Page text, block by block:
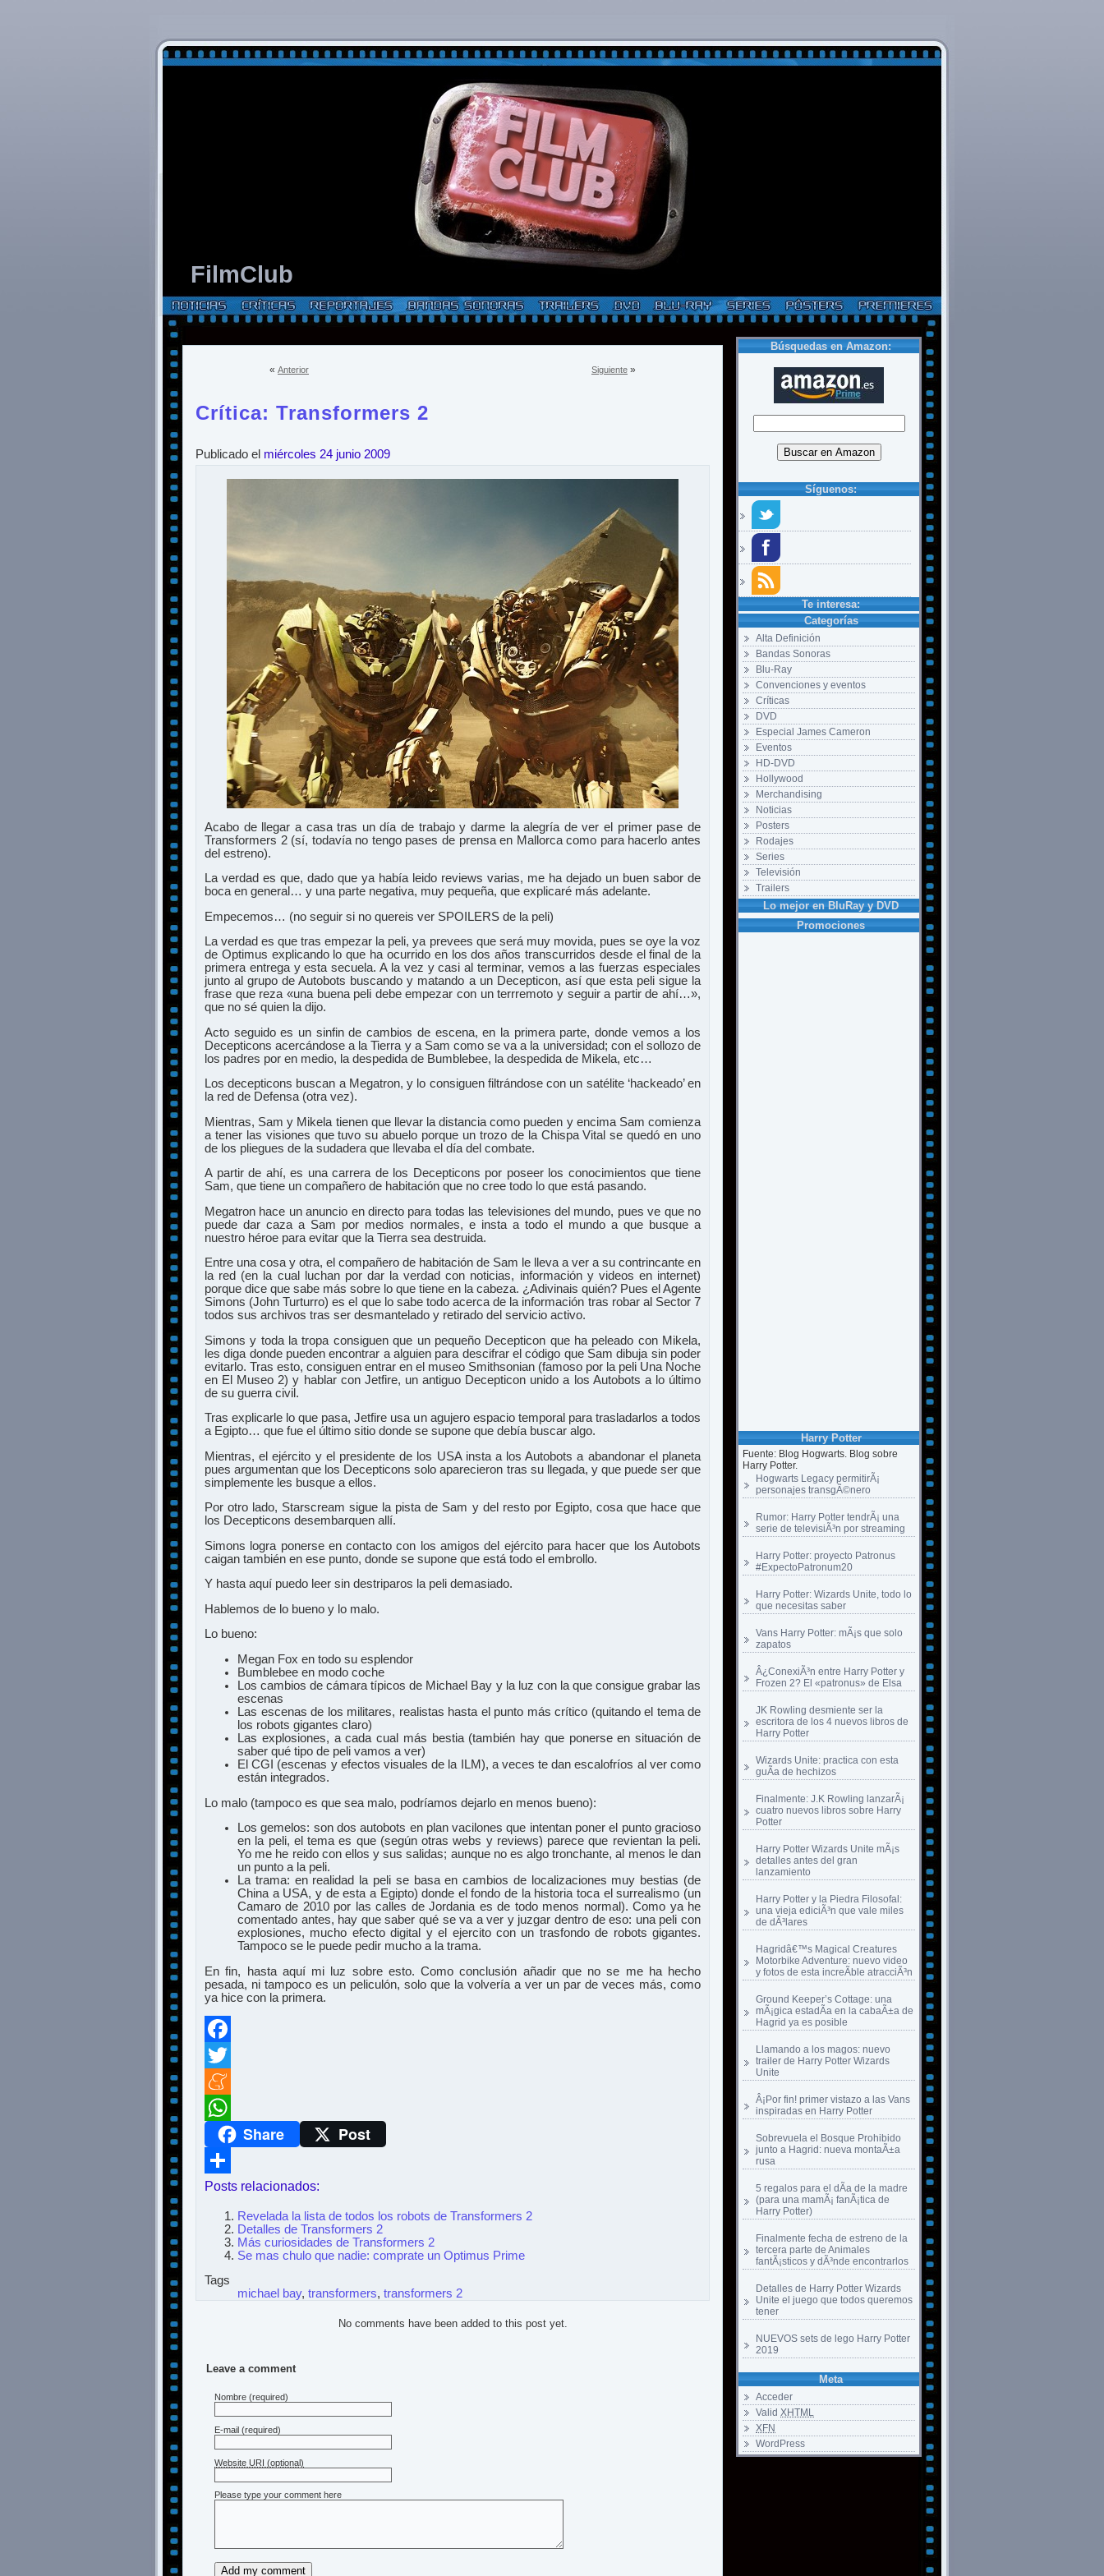
FilmClub
Búsquedas en Amazon:
Síguenos:
Te interesa:
Categorías
Alta Definición
Bandas Sonoras
Blu-Ray
Convenciones y eventos
Críticas
DVD
Especial James Cameron
Eventos
HD-DVD
Hollywood
Merchandising
Noticias
Posters
Rodajes
Series
Televisión
Trailers
Lo mejor en BluRay y DVD
Promociones
Harry Potter
Fuente: Blog Hogwarts. Blog sobre
Harry Potter.
Hogwarts Legacy permitirÃ¡
personajes transgÃ©nero
Rumor: Harry Potter tendrÃ¡ una
serie de televisiÃ³n por streaming
Harry Potter: proyecto Patronus
#ExpectoPatronum20
Harry Potter: Wizards Unite, todo lo
que necesitas saber
Vans Harry Potter: mÃ¡s que solo
zapatos
Â¿ConexiÃ³n entre Harry Potter y
Frozen 2? El «patronus» de Elsa
JK Rowling desmiente ser la
escritora de los 4 nuevos libros de
Harry Potter
Wizards Unite: practica con esta
guÃ­a de hechizos
Finalmente: J.K Rowling lanzarÃ¡
cuatro nuevos libros sobre Harry
Potter
Harry Potter Wizards Unite mÃ¡s
detalles antes del gran
lanzamiento
Harry Potter y la Piedra Filosofal:
una vieja ediciÃ³n que vale miles
de dÃ³lares
Hagridâ€™s Magical Creatures
Motorbike Adventure: nuevo video
y fotos de esta increÃ­ble atracciÃ³n
Ground Keeper’s Cottage: una
mÃ¡gica estadÃ­a en la cabaÃ±a de
Hagrid ya es posible
Llamando a los magos: nuevo
trailer de Harry Potter Wizards
Unite
Â¡Por fin! primer vistazo a las Vans
inspiradas en Harry Potter
Sobrevuela el Bosque Prohibido
junto a Hagrid: nueva montaÃ±a
rusa
5 regalos para el dÃ­a de la madre
(para una mamÃ¡ fanÃ¡tica de
Harry Potter)
Finalmente fecha de estreno de la
tercera parte de Animales
fantÃ¡sticos y dÃ³nde encontrarlos
Detalles de Harry Potter Wizards
Unite el juego que todos queremos
tener
NUEVOS sets de lego Harry Potter
2019
Meta
Acceder
Valid XHTML
XFN
WordPress
Siguiente »
« Anterior
Crítica: Transformers 2
Publicado el miércoles 24 junio 2009
Acabo de llegar a casa tras un día de trabajo y darme la alegría de ver el primer pase de
Transformers 2 (sí, todavía no tengo pases de prensa en Mallorca como para hacerlo antes
del estreno).
La verdad es que, dado que ya había leido reviews varias, me ha dejado un buen sabor de
boca en general… y una parte negativa, muy pequeña, que explicaré más adelante.
Empecemos… (no seguir si no quereis ver SPOILERS de la peli)
La verdad es que tras empezar la peli, ya prevees que será muy movida, pues se oye la voz
de Optimus explicando lo que ha ocurrido en los dos años transcurridos desde el final de la
primera entrega y esta secuela. A la vez y casi al terminar, vemos a las fuerzas especiales
junto al grupo de Autobots buscando y matando a un Decepticon, así que esta peli sigue la
frase que reza «una buena peli debe empezar con un terrremoto y seguir a partir de ahí…»,
que no sé quien la dijo.
Acto seguido es un sinfin de cambios de escena, en la primera parte, donde vemos a los
Decepticons acercándose a la Tierra y a Sam como se va a la universidad; con el sollozo de
los padres por en medio, la despedida de Bumblebee, la despedida de Mikela, etc…
Los decepticons buscan a Megatron, y lo consiguen filtrándose con un satélite ‘hackeado’ en
la red de Defensa (otra vez).
Mientras, Sam y Mikela tienen que llevar la distancia como pueden y encima Sam comienza
a tener las visiones que tuvo su abuelo porque un trozo de la Chispa Vital se quedó en uno
de los pliegues de la sudadera que llevaba el día del combate.
A partir de ahí, es una carrera de los Decepticons por poseer los conocimientos que tiene
Sam, que tiene un compañero de habitación que no cree todo lo que está pasando.
Megatron hace un anuncio en directo para todas las televisiones del mundo, pues ve que no
puede dar caza a Sam por medios normales, e insta a todo el mundo a que busque a
nuestro héroe para evitar que la Tierra sea destruida.
Entre una cosa y otra, el compañero de habitación de Sam le lleva a ver a su contrincante en
la red (en la cual luchan por dar la verdad con noticias, información y videos en internet)
porque dice que sabe más sobre lo que tiene en la cabeza. ¿Adivinais quién? Pues el Agente
Simons (John Turturro) es el que lo sabe todo acerca de la información tras robar al Sector 7
todos sus archivos tras ser desmantelado y retirado del servicio activo.
Simons y toda la tropa consiguen que un pequeño Decepticon que ha peleado con Mikela,
les diga donde pueden encontrar a alguien para descifrar el código que Sam dibuja sin poder
evitarlo. Tras esto, consiguen entrar en el museo Smithsonian (famoso por la peli Una Noche
en El Museo 2) y hablar con Jetfire, un antiguo Decepticon unido a los Autobots a lo último
de su guerra civil.
Tras explicarle lo que pasa, Jetfire usa un agujero espacio temporal para trasladarlos a todos
a Egipto… que fue el último sitio donde se supone que debía buscar algo.
Mientras, el ejército y el presidente de los USA insta a los Autobots a abandonar el planeta
pues argumentan que los Decepticons solo aparecieron tras su llegada, y que puede ser que
simplemente les busque a ellos.
Por otro lado, Starscream sigue la pista de Sam y del resto por Egipto, cosa que hace que
los Decepticons desembarquen allí.
Simons logra ponerse en contacto con los amigos del ejército para hacer que los Autobots
caigan también en ese punto, donde se supone que está todo el embrollo.
Y hasta aquí puedo leer sin destriparos la peli demasiado.
Hablemos de lo bueno y lo malo.
Lo bueno:
Megan Fox en todo su esplendor
Bumblebee en modo coche
Los cambios de cámara típicos de Michael Bay y la luz con la que consigue grabar las
escenas
Las escenas de los militares, realistas hasta el punto más crítico (quitando el tema de
los robots gigantes claro)
Las explosiones, a cada cual más bestia (también hay que ponerse en situación de
saber qué tipo de peli vamos a ver)
El CGI (escenas y efectos visuales de la ILM), a veces te dan escalofríos al ver como
están integrados.
Lo malo (tampoco es que sea malo, podríamos dejarlo en menos bueno):
Los gemelos: son dos autobots en plan vacilones que intentan poner el punto gracioso
en la peli, el tema es que (según otras webs y reviews) parece que revientan la peli.
Yo me he reido con ellos y sus salidas; aunque no es algo tronchante, al menos le dan
un punto a la peli.
La trama: en realidad la peli se basa en cambios de localizaciones muy bestias (de
China a USA, y de esta a Egipto) donde el fondo de la historia toca el surrealismo (un
Camaro de 2010 por las calles de Jordania es de todo menos normal). Como ya he
comentado antes, hay que saber qué se va a ver y juzgar dentro de eso: una peli con
explosiones, mucho efecto digital y el ejercito con un trasfondo de robots gigantes.
Tampoco se le puede pedir mucho a la trama.
En fin, hasta aquí mi luz sobre esto. Como conclusión añadir que no se me ha hecho
pesada, ni tampoco es un peliculón, solo que la volvería a ver un par de veces más, como
ya hice con la primera.
Facebook
Twitter
Meneame
WhatsAppShare Post
Compartir
Posts relacionados:
Revelada la lista de todos los robots de Transformers 2
Detalles de Transformers 2
Más curiosidades de Transformers 2
Se mas chulo que nadie: comprate un Optimus Prime
Tags
michael bay, transformers, transformers 2
No comments have been added to this post yet.
Leave a comment
Nombre (required)
E-mail (required)
Website URI (optional)
Please type your comment here